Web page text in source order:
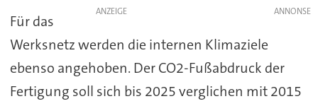
ANZEIGE
Für das
Werksnetz werden die internen Klimaziele
ebenso angehoben. Der CO2-Fußabdruck der
Fertigung soll sich bis 2025 verglichen mit 2015